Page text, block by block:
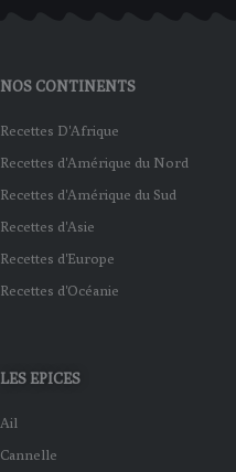
NOS CONTINENTS
Recettes D'Afrique
Recettes d'Amérique du Nord
Recettes d'Amérique du Sud
Recettes d'Asie
Recettes d'Europe
Recettes d'Océanie
LES EPICES
Ail
Cannelle